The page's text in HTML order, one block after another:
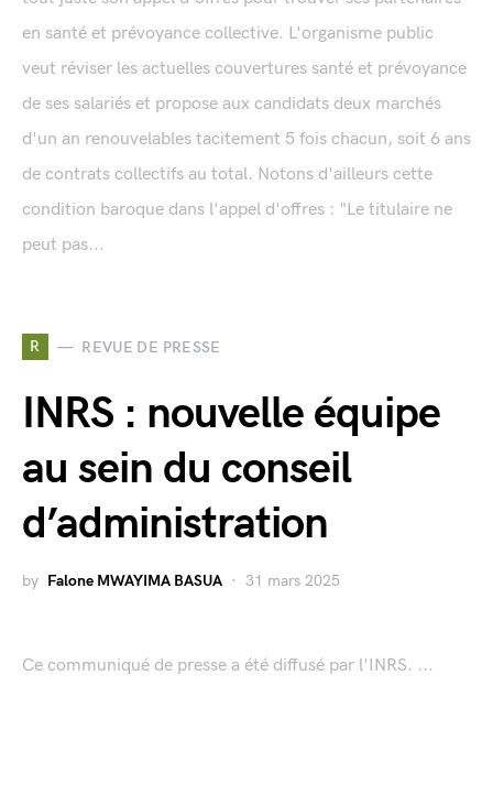
en santé et prévoyance collective. L'organisme public
veut réviser les actuelles couvertures santé et prévoyance
de ses salariés et propose aux candidats deux marchés
d'un an renouvelables tacitement 5 fois chacun, soit 6 ans
de contrats collectifs au total. Notons d'ailleurs cette
condition baroque dans l'appel d'offres : "Le titulaire ne
peut pas...
R REVUE DE PRESSE
INRS : nouvelle équipe
au sein du conseil
d’administration
by Falone MWAYIMA BASUA 31 mars 2025
Ce communiqué de presse a été diffusé par l'INRS. ...